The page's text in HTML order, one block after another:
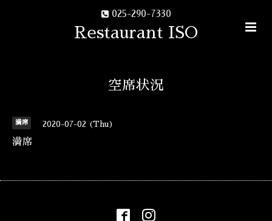
025-290-7330
Restaurant ISO
空席状況
満席 2020-07-02 (Thu)
満席